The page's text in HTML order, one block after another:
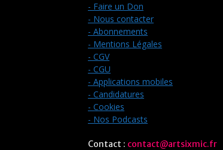
- Faire un Don
- Nous contacter
- Abonnements
- Mentions Légales
- CGV
- CGU
- Applications mobiles
- Candidatures
- Cookies
- Nos Podcasts
Contact : contact@artsixmic.fr